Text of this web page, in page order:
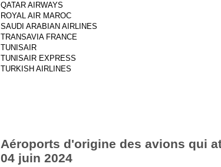
QATAR AIRWAYS
ROYAL AIR MAROC
SAUDI ARABIAN AIRLINES
TRANSAVIA FRANCE
TUNISAIR
TUNISAIR EXPRESS
TURKISH AIRLINES
Aéroports d'origine des avions qui
04 juin 2024